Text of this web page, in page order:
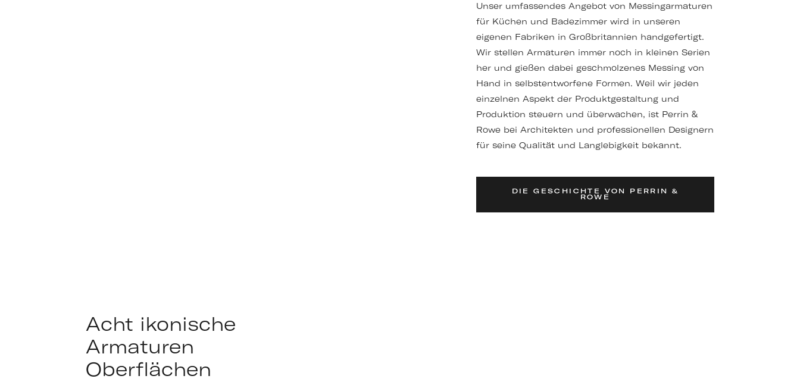
Unser umfassendes Angebot von Messingarmaturen
für Küchen und Badezimmer wird in unseren
eigenen Fabriken in Großbritannien handgefertigt.
Wir stellen Armaturen immer noch in kleinen Serien
her und gießen dabei geschmolzenes Messing von
Hand in selbstentworfene Formen. Weil wir jeden
einzelnen Aspekt der Produktgestaltung und
Produktion steuern und überwachen, ist Perrin &
Rowe bei Architekten und professionellen Designern
für seine Qualität und Langlebigkeit bekannt.
DIE GESCHICHTE VON PERRIN &
ROWE
Acht ikonische
Armaturen
Oberflächen